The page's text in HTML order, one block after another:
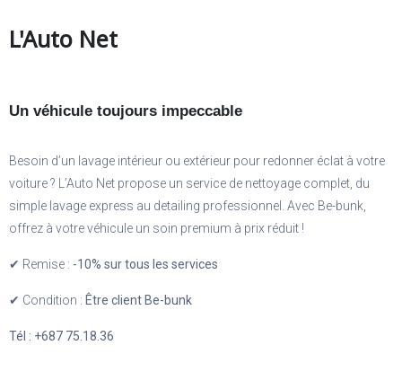
L'Auto Net
Un véhicule toujours impeccable
Besoin d’un lavage intérieur ou extérieur pour redonner éclat à votre
voiture ? L’Auto Net propose un service de nettoyage complet, du
simple lavage express au detailing professionnel. Avec Be-bunk,
offrez à votre véhicule un soin premium à prix réduit !
✔ Remise : -10% sur tous les services
✔ Condition : Être client Be-bunk
Tél : +687 75.18.36